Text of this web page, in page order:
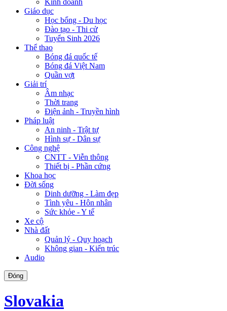
Kinh doanh
Giáo dục
Học bổng - Du học
Đào tạo - Thi cử
Tuyển Sinh 2026
Thể thao
Bóng đá quốc tế
Bóng đá Việt Nam
Quần vợt
Giải trí
Âm nhạc
Thời trang
Điện ảnh - Truyền hình
Pháp luật
An ninh - Trật tự
Hình sự - Dân sự
Công nghệ
CNTT - Viễn thông
Thiết bị - Phần cứng
Khoa học
Đời sống
Dinh dưỡng - Làm đẹp
Tình yêu - Hôn nhân
Sức khỏe - Y tế
Xe cộ
Nhà đất
Quản lý - Quy hoạch
Không gian - Kiến trúc
Audio
Đóng
Slovakia